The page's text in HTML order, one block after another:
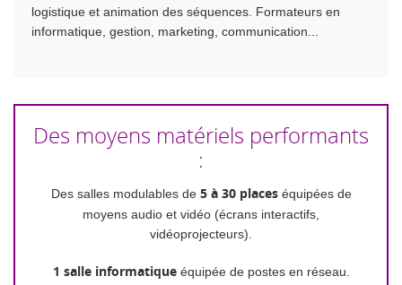
logistique et animation des séquences. Formateurs en
informatique, gestion, marketing, communication...
Des moyens matériels performants
:
Des salles modulables de 5 à 30 placeséquipées de
moyens audio et vidéo (écrans interactifs,
vidéoprojecteurs).
1 salle informatiqueéquipée de postes en réseau.